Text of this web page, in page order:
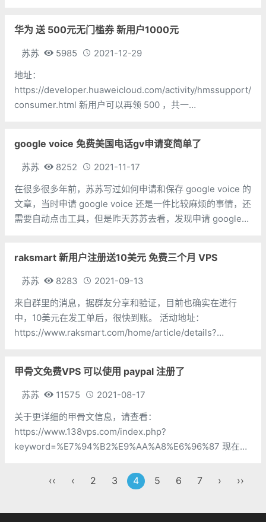
华为 送 500元无门槛券 新用户1000元
苏苏 5985
2021-12-29
地址：
https://developer.huaweicloud.com/activity/hmssupport/
consumer.html 新用户可以再领 500 ，共一
google voice 免费美国电话gv申请变简单了
苏苏 8252
2021-11-17
在很多很多年前，苏苏写过如何申请和保存 google voice 的
文章，当时申请 google voice 还是一件比较麻烦的事情，还
需要自动点击工具，但是昨天苏苏去看，发现申请 google
raksmart 新用户注册送10美元 免费三个月 VPS
苏苏 8283
2021-09-13
来自群里的消息，据群友分享和验证，目前也确实在进行
中，10美元在发工单后，很快到账。 活动地址：
https://www.raksmart.com/home/article/details?
甲骨文免费VPS 可以使用 paypal 注册了
苏苏 11575
2021-08-17
关于更详细的甲骨文信息，请查看：
https://www.138vps.com/index.php?
keyword=%E7%94%B2%E9%AA%A8%E6%96%87 现在的
文的区域随便选一个你喜欢的即
‹‹ ‹ 2 3 4 5 6 7 › ››